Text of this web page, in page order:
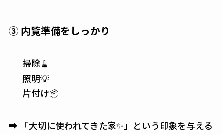
③ 内覧準備をしっかり
掃除🧹
照明💡
片付け📦
➡ 「大切に使われてきた家✨」という印象を与える